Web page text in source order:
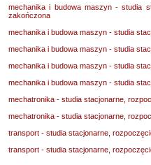
mechanika i budowa maszyn - studia
zakończona
mechanika i budowa maszyn - studia
mechanika i budowa maszyn - studia
mechanika i budowa maszyn - studia
mechanika i budowa maszyn - studia
mechatronika - studia stacjonarne,
mechatronika - studia stacjonarne,
transport - studia stacjonarne,
transport - studia stacjonarne,